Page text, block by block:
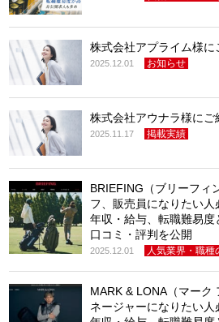
株式会社アプライム様
2025.12.01 お知らせ
株式会社アウナラ様にご
2025.11.17 掲載実績
BRIEFING（ブリーフィ
フ、販売員になりたい人
年収・給与、転職難易度
口コミ・評判を公開
2025.12.01 人気業界・職種
MARK & LONA（マーク
ネージャーになりたい人